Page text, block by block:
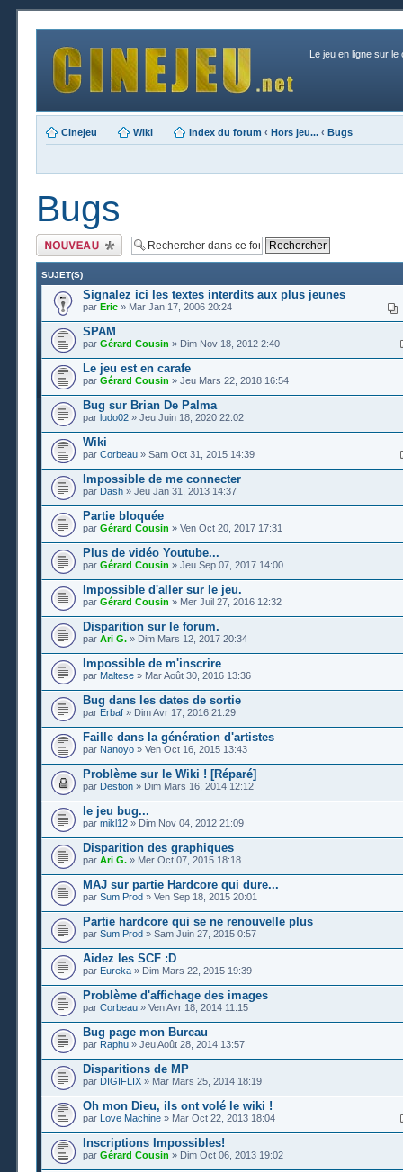
Le jeu en ligne sur le
Cinejeu Wiki Index du forum ‹ Hors jeu... ‹ Bugs
Bugs
Publier un nouveau
sujet
SUJET(S)
Signalez ici les textes interdits aux plus jeunes
par Eric » Mar Jan 17, 2006 20:24
SPAM
par Gérard Cousin » Dim Nov 18, 2012 2:40
Le jeu est en carafe
par Gérard Cousin » Jeu Mars 22, 2018 16:54
Bug sur Brian De Palma
par ludo02 » Jeu Juin 18, 2020 22:02
Wiki
par Corbeau » Sam Oct 31, 2015 14:39
Impossible de me connecter
par Dash » Jeu Jan 31, 2013 14:37
Partie bloquée
par Gérard Cousin » Ven Oct 20, 2017 17:31
Plus de vidéo Youtube...
par Gérard Cousin » Jeu Sep 07, 2017 14:00
Impossible d'aller sur le jeu.
par Gérard Cousin » Mer Juil 27, 2016 12:32
Disparition sur le forum.
par Ari G. » Dim Mars 12, 2017 20:34
Impossible de m'inscrire
par Maltese » Mar Août 30, 2016 13:36
Bug dans les dates de sortie
par Erbaf » Dim Avr 17, 2016 21:29
Faille dans la génération d'artistes
par Nanoyo » Ven Oct 16, 2015 13:43
Problème sur le Wiki ! [Réparé]
par Destion » Dim Mars 16, 2014 12:12
le jeu bug...
par mikl12 » Dim Nov 04, 2012 21:09
Disparition des graphiques
par Ari G. » Mer Oct 07, 2015 18:18
MAJ sur partie Hardcore qui dure...
par Sum Prod » Ven Sep 18, 2015 20:01
Partie hardcore qui se ne renouvelle plus
par Sum Prod » Sam Juin 27, 2015 0:57
Aidez les SCF :D
par Eureka » Dim Mars 22, 2015 19:39
Problème d'affichage des images
par Corbeau » Ven Avr 18, 2014 11:15
Bug page mon Bureau
par Raphu » Jeu Août 28, 2014 13:57
Disparitions de MP
par DIGIFLIX » Mar Mars 25, 2014 18:19
Oh mon Dieu, ils ont volé le wiki !
par Love Machine » Mar Oct 22, 2013 18:04
Inscriptions Impossibles!
par Gérard Cousin » Dim Oct 06, 2013 19:02